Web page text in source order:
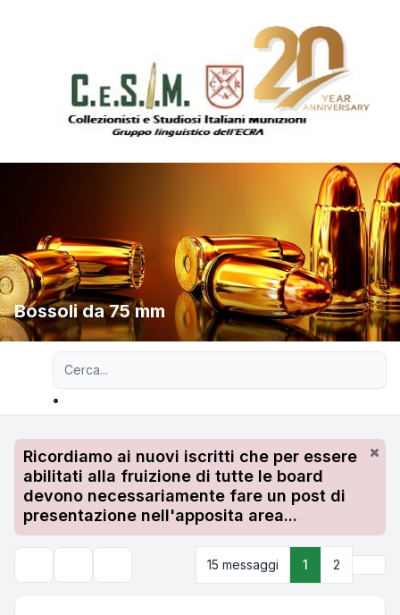
Bossoli da 75 mm
Ricordiamo ai nuovi iscritti che per essere
abilitati alla fruizione di tutte le board
devono necessariamente fare un post di
presentazione nell'apposita area...
15 messaggi 1 2